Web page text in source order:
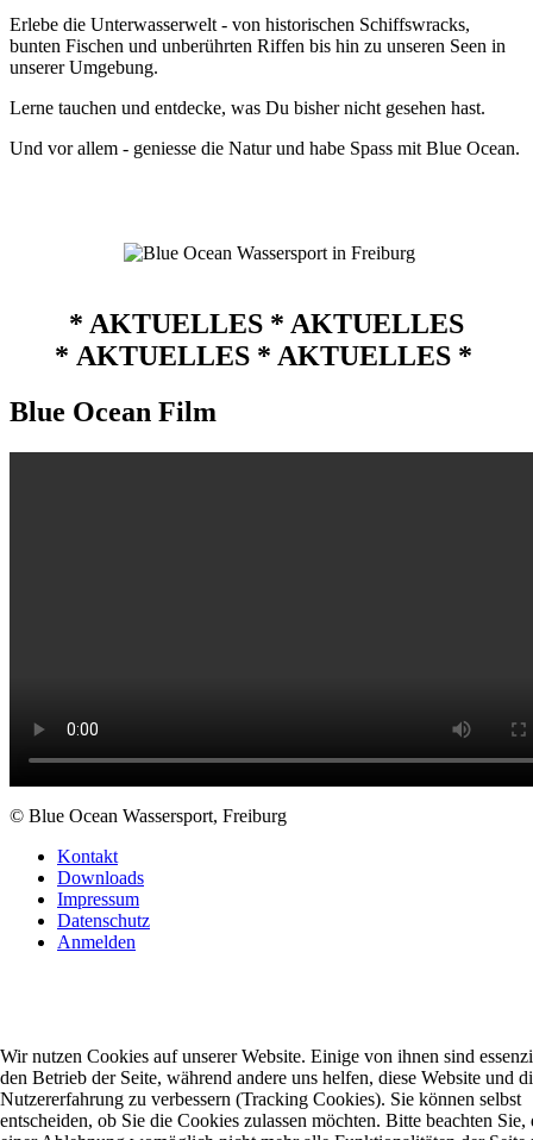
Erlebe die Unterwasserwelt - von historischen Schiffswracks,
bunten Fischen und unberührten Riffen bis hin zu unseren Seen in
unserer Umgebung.
Lerne tauchen und entdecke, was Du bisher nicht gesehen hast.
Und vor allem - geniesse die Natur und habe Spass mit Blue Ocean.
* AKTUELLES * AKTUELLES
* AKTUELLES * AKTUELLES *
Blue Ocean Film
© Blue Ocean Wassersport, Freiburg
Kontakt
Downloads
Impressum
Datenschutz
Anmelden
Wir nutzen Cookies auf unserer Website. Einige von ihnen sind
den Betrieb der Seite, während andere uns helfen, diese Website und
Nutzererfahrung zu verbessern (Tracking Cookies). Sie können selbst
entscheiden, ob Sie die Cookies zulassen möchten. Bitte beachten Sie,